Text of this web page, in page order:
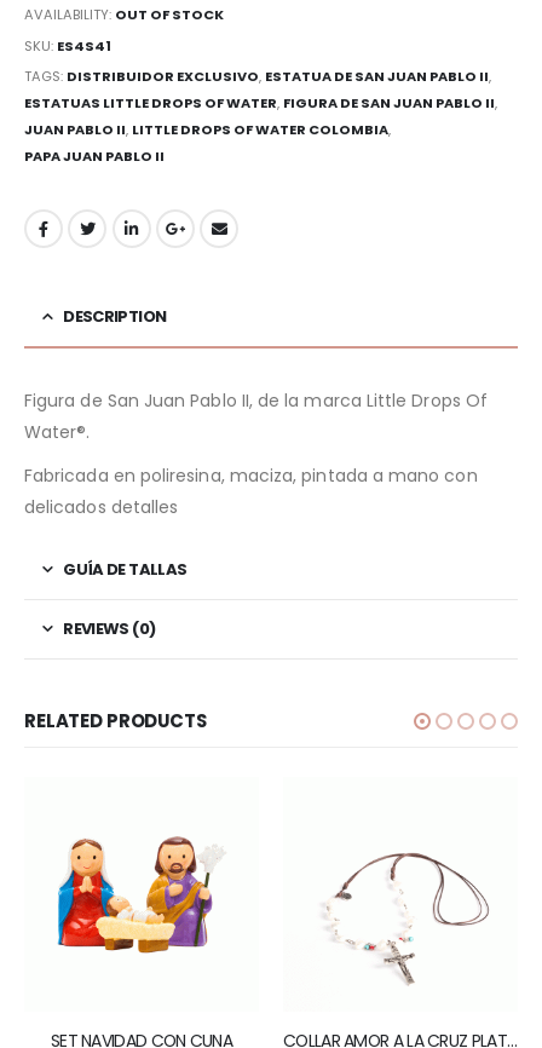
AVAILABILITY: OUT OF STOCK
SKU: ES4S41
TAGS: DISTRIBUIDOR EXCLUSIVO, ESTATUA DE SAN JUAN PABLO II,
ESTATUAS LITTLE DROPS OF WATER, FIGURA DE SAN JUAN PABLO II,
JUAN PABLO II, LITTLE DROPS OF WATER COLOMBIA,
PAPA JUAN PABLO II
DESCRIPTION
Figura de San Juan Pablo II, de la marca Little Drops Of
Water®.
Fabricada en poliresina, maciza, pintada a mano con
delicados detalles
GUÍA DE TALLAS
REVIEWS (0)
RELATED PRODUCTS
SET NAVIDAD CON CUNA COLLAR AMOR A LA CRUZ PLATEADO